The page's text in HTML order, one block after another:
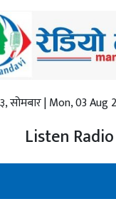
सोमबार | Mon, 03 Aug
Listen